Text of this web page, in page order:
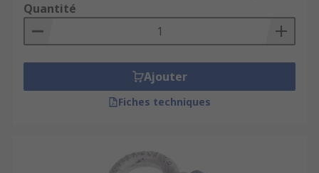
Quantité
Ajouter
Fiches techniques